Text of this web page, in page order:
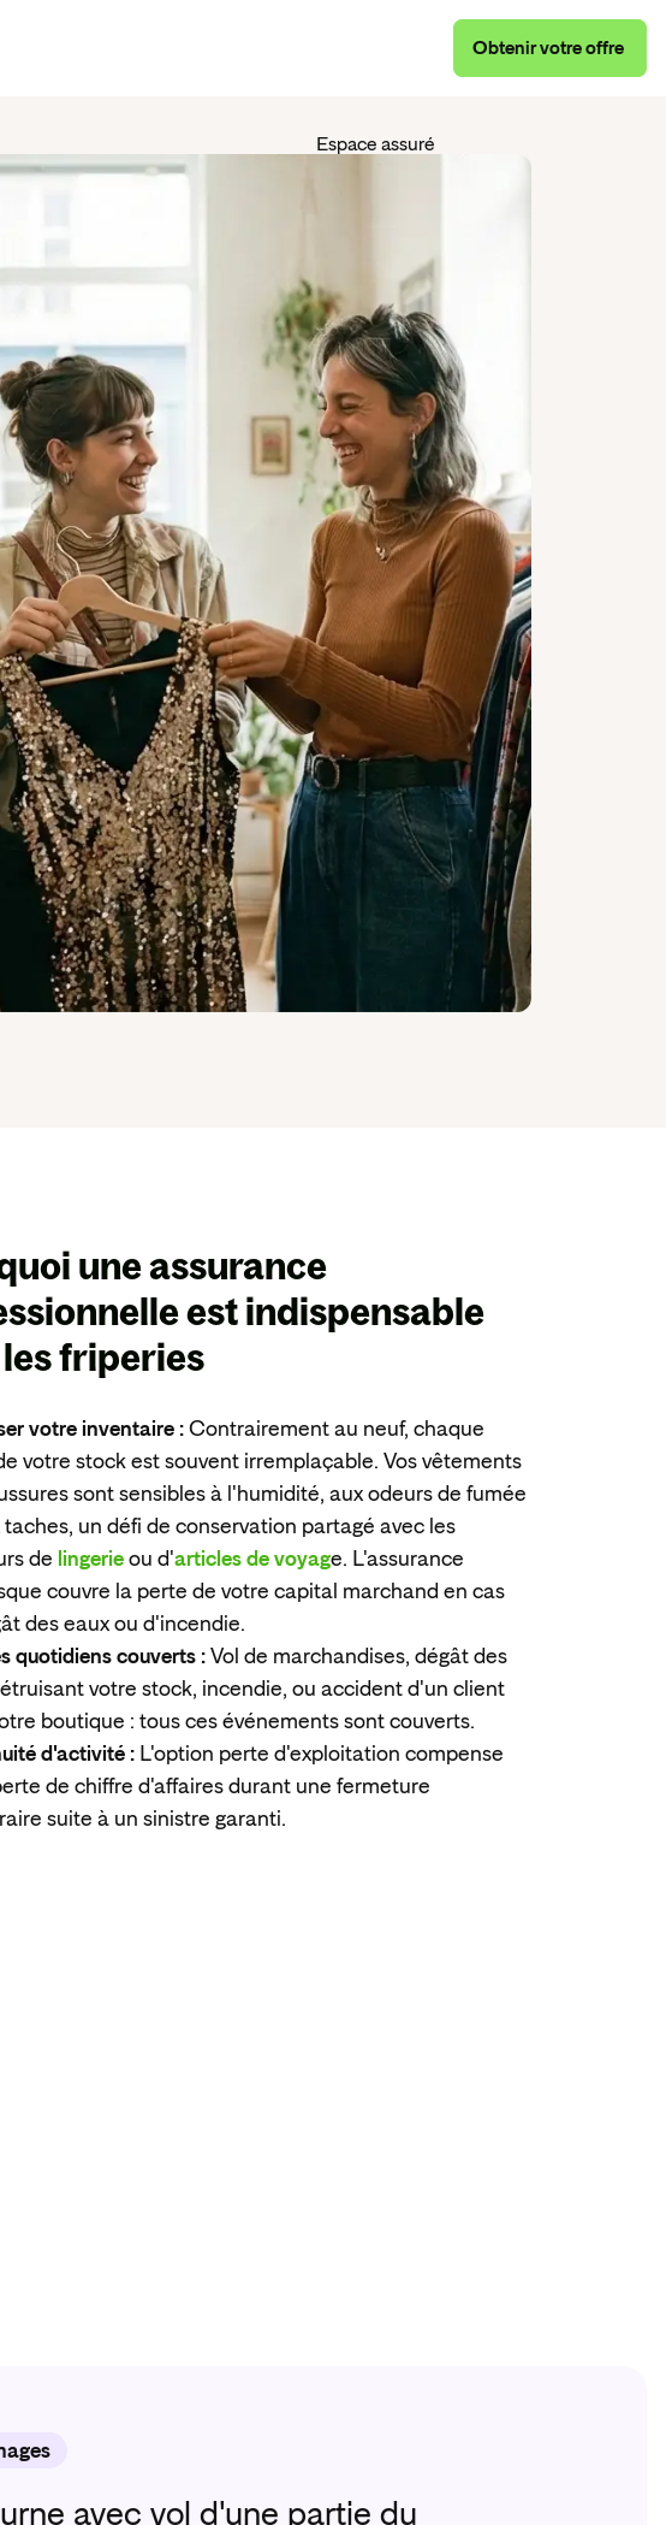
Espace assuré
Obtenirvotreoffre
uneassurance
est indispensable
friperies
votre inventaire : Contrairement au neuf, chaque
votre stock est souvent irremplaçable. Vos vêtements
sont sensibles à l'humidité, aux odeurs de fumée
taches, un défi de conservation partagé avec les
de lingerie ou d'articles de voyage. L'assurance
couvre la perte de votre capital marchand en cas
des eaux ou d'incendie.
quotidiens couverts : Vol de marchandises, dégât des
votre stock, incendie, ou accident d'un client
boutique : tous ces événements sont couverts.
d'activité : L'option perte d'exploitation compense
de chiffre d'affaires durant une fermeture
suite à un sinistre garanti.
avec vol d'une partie du